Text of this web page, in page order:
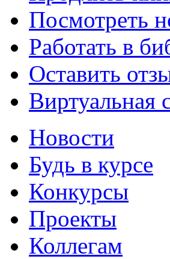
Посмотреть
Работать в
Оставить
Виртуальная
Новости
Будь в курсе
Конкурсы
Проекты
Коллегам